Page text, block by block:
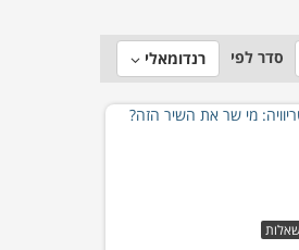
סדר לפי רנדומאלי
שאלות